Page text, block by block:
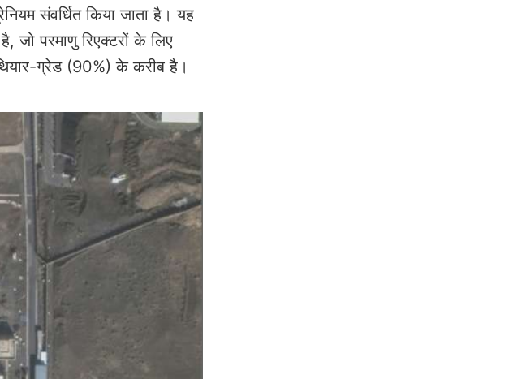
संवर्धित किया जाता है। यह
परमाणु रिएक्टरों के लिए
ग्रेड (90%) के करीब है।